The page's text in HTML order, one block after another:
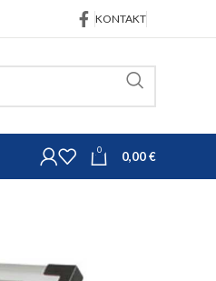
KONTAKT
0 0,00€